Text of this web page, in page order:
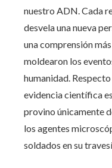
nuestro ADN. Cada
desvela una nueva
una comprensión
moldearon los
humanidad.
evidencia científica
provino únicamente
los agentes
soldados en su